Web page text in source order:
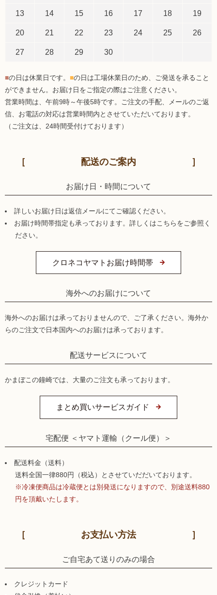
13 14 15 16 17 18 19
20 21 22 23 24 25 26
27 28 29 30
■の日は休業日です。 ■の日は工場休業日のため、ご発送を承ること
ができません。お届け日をご指定の際はご注意ください。
営業時間は、午前9時～午後5時です。ご注文の手配、メールのご返
信、お電話の対応は営業時間内とさせていただいております。
（ご注文は、24時間受付けております）
配送のご案内
お届け日・時間について
詳しいお届け日は返信メールにてご確認ください。
お届け時間帯指定も承っております。詳しくはこちらをご参照く
ださい。
クロネコヤマトお届け時間帯
海外へのお届けについて
海外へのお届けは承っておりませんので、ご了承ください。海外か
らのご注文で日本国内へのお届けは承っております。
配送サービスについて
かまぼこの鐘崎では、大量のご注文も承っております。
まとめ買いサービスガイド
宅配便 ＜ヤマト運輸（クール便）＞
配送料金（送料）
送料全国一律880円（税込）とさせていだだいております。
※冷凍便商品は冷蔵便とは別発送になりますので、別途送料880
円を頂戴いたします。
お支払い方法
ご自宅あて送りのみの場合
クレジットカード